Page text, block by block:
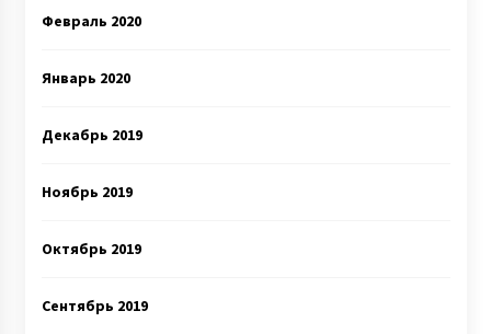
Февраль 2020
Январь 2020
Декабрь 2019
Ноябрь 2019
Октябрь 2019
Сентябрь 2019